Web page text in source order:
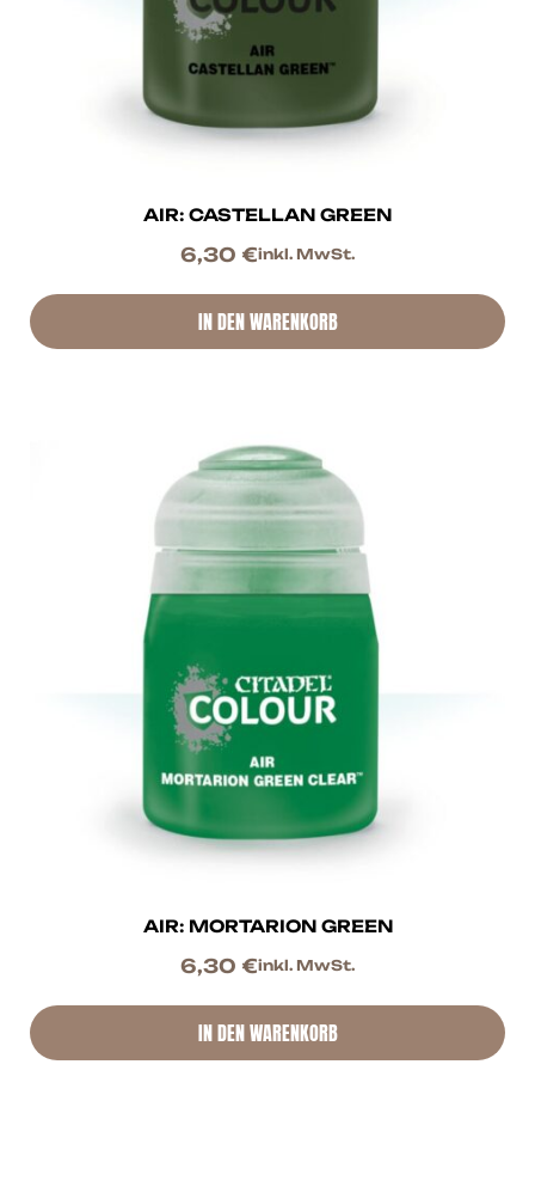
AIR: CASTELLAN GREEN
6,30 €inkl. MwSt.
IN DEN WARENKORB
AIR: MORTARION GREEN
6,30 €inkl. MwSt.
IN DEN WARENKORB